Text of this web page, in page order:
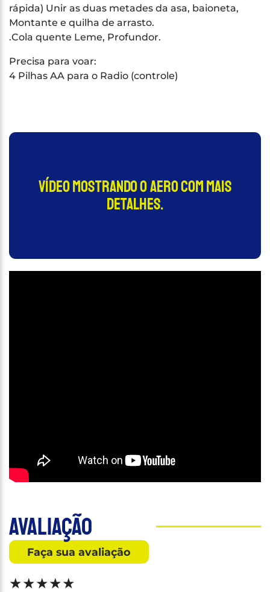
rápida) Unir as duas metades da asa, baioneta,
Montante e quilha de arrasto.
.Cola quente Leme, Profundor.
Precisa para voar:
4 Pilhas AA para o Radio (controle)
Vídeo mostrando o aero com mais
detalhes.
Avaliação
Faça sua avaliação
★★★★★